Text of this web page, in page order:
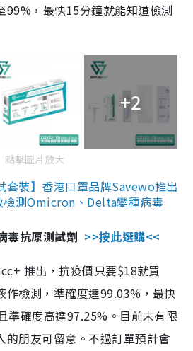
99%，最快15分鐘就能知道檢測
+2
點擊圖片放大
套裝】香港口罩品牌Savewo推出
檢測Omicron、Delta變種病毒
抗原測試劑 >>按此選購<<
推出，抗疫價只要$18就買
作檢測，準確度達99.03%，最快
準確度高達97.25%。目前未有限
的朋友可留意。不過訂單預計會